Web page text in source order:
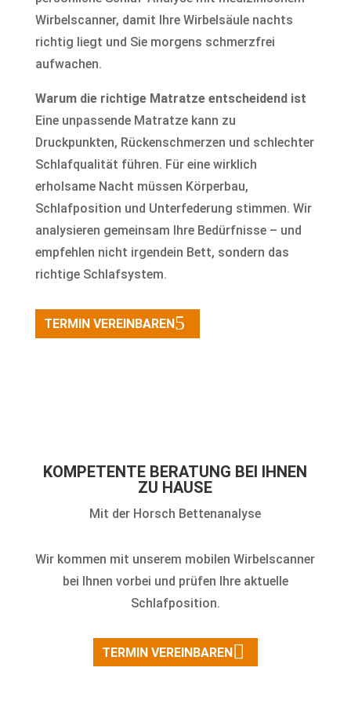
Wirbelscanner, damit Ihre Wirbelsäule nachts
richtig liegt und Sie morgens schmerzfrei
aufwachen.
Warum die richtige Matratze entscheidend ist
Eine unpassende Matratze kann zu
Druckpunkten, Rückenschmerzen und schlechter
Schlafqualität führen. Für eine wirklich
erholsame Nacht müssen Körperbau,
Schlafposition und Unterfederung stimmen. Wir
analysieren gemeinsam Ihre Bedürfnisse – und
empfehlen nicht irgendein Bett, sondern das
richtige Schlafsystem.
TERMIN VEREINBAREN
KOMPETENTE BERATUNG BEI IHNEN
ZU HAUSE
Mit der Horsch Bettenanalyse
Wir kommen mit unserem mobilen Wirbelscanner
bei Ihnen vorbei und prüfen Ihre aktuelle
Schlafposition.
TERMIN VEREINBAREN